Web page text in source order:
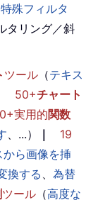
特殊フィルタ
タリング／斜
ツール （テキス
50+チャート
実用的関数
、...） ｜
19
から画像を挿
換する
為替
ツール （高度な